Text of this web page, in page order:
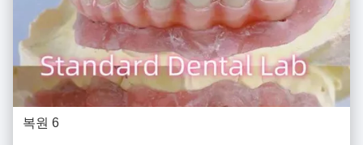
복원 6